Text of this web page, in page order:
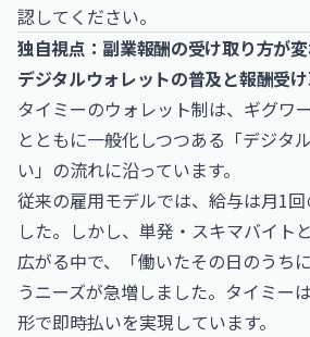
認してください。
独自視点：副業報酬の受け取り方が
デジタルウォレットの普及と報酬受
タイミーのウォレット制は、ギグワ
とともに一般化しつつある「デジタ
い」の流れに沿っています。
従来の雇用モデルでは、給与は月1
した。しかし、単発・スキマバイト
広がる中で、「働いたその日のうち
うニーズが急増しました。タイミー
形で即時払いを実現しています。